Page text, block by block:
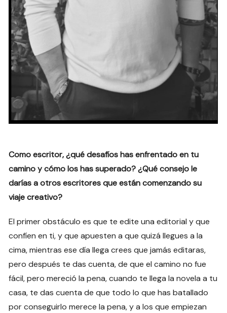
Como escritor, ¿qué desafíos has enfrentado en tu
camino y cómo los has superado? ¿Qué consejo le
darías a otros escritores que están comenzando su
viaje creativo?
El primer obstáculo es que te edite una editorial y que
confíen en ti, y que apuesten a que quizá llegues a la
cima, mientras ese día llega crees que jamás editaras,
pero después te das cuenta, de que el camino no fue
fácil, pero mereció la pena, cuando te llega la novela a tu
casa, te das cuenta de que todo lo que has batallado
por conseguirlo merece la pena, y a los que empiezan